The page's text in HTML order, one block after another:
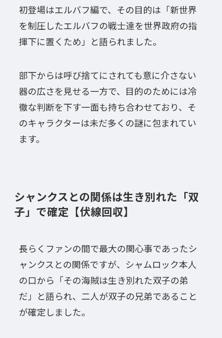
初登場はエルバフ編で、その目的は「新世界
を制圧したエルバフの戦士達を世界政府の指
揮下に置くため」と語られました。
部下からは呼び捨てにされても意に介さない
器の広さを見せる一方で、目的のためには冷
徹な判断を下す一面も持ち合わせており、そ
のキャラクターは未だ多くの謎に包まれてい
ます。
シャンクスとの関係は生き別れた「双
子」で確定【伏線回収】
長らくファンの間で最大の関心事であったシ
ャンクスとの関係ですが、シャムロック本人
の口から「その海賊は生き別れた双子の弟
だ」と語られ、二人が双子の兄弟であること
が確定しました。